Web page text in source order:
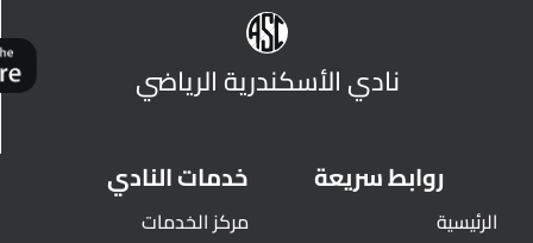
نادي الأسكندرية الرياضي
روابط سريعة
الرئيسية
خدمات النادي
مركز الخدمات